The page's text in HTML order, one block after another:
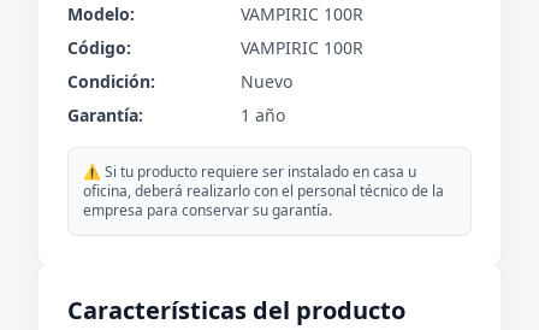
Modelo:
VAMPIRIC 100R
Código:
VAMPIRIC 100R
Condición:
Nuevo
Garantía:
1 año
⚠️ Si tu producto requiere ser instalado en casa u
oficina, deberá realizarlo con el personal técnico de la
empresa para conservar su garantía.
Características del producto